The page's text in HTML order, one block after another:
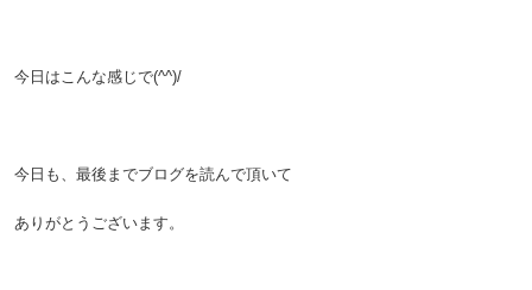
今日はこんな感じで(^^)/
今日も、最後までブログを読んで頂いて
ありがとうございます。